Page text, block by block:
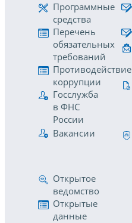
Программные
средства
Перечень
обязательных
требований
Противодействие
коррупции
Госслужба
в ФНС
России
Вакансии
Открытое
ведомство
Открытые
данные